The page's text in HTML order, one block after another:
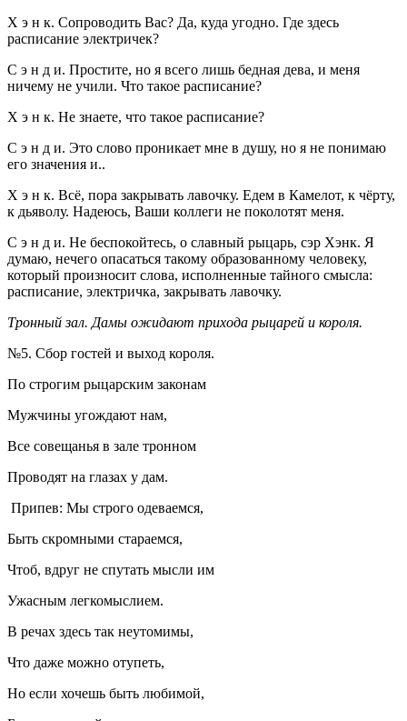
Х э н к. Сопроводить Вас? Да, куда угодно. Где здесь
расписание электричек?
С э н д и. Простите, но я всего лишь бедная дева, и меня
ничему не учили. Что такое расписание?
Х э н к. Не знаете, что такое расписание?
С э н д и. Это слово проникает мне в душу, но я не понимаю
его значения и..
Х э н к. Всё, пора закрывать лавочку. Едем в Камелот, к чёрту,
к дьяволу. Надеюсь, Ваши коллеги не поколотят меня.
С э н д и. Не беспокойтесь, о славный рыцарь, сэр Хэнк. Я
думаю, нечего опасаться такому образованному человеку,
который произносит слова, исполненные тайного смысла:
расписание, электричка, закрывать лавочку.
Тронный зал. Дамы ожидают прихода рыцарей и короля.
№5. Сбор гостей и выход короля.
По строгим рыцарским законам
Мужчины угождают нам,
Все совещанья в зале тронном
Проводят на глазах у дам.
Припев: Мы строго одеваемся,
Быть скромными стараемся,
Чтоб, вдруг не спутать мысли им
Ужасным легкомыслием.
В речах здесь так неутомимы,
Что даже можно отупеть,
Но если хочешь быть любимой,